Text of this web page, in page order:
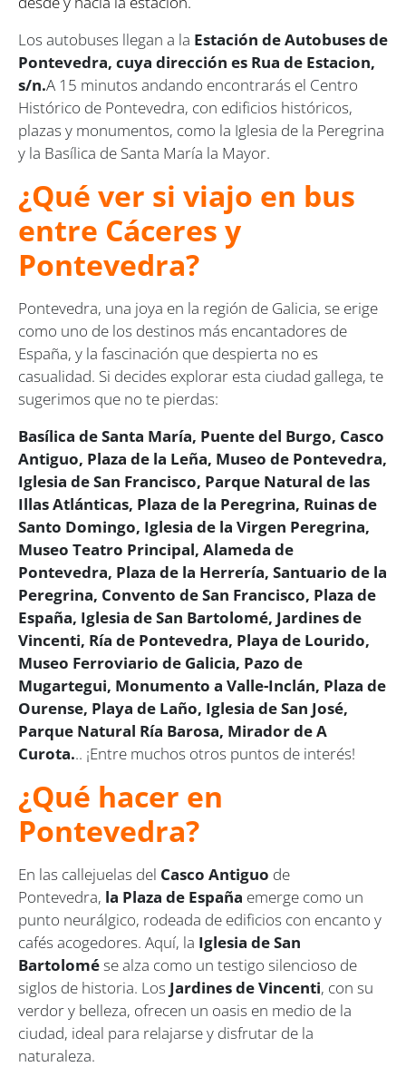
Los autobuses llegan a la Estación de Autobuses de
Pontevedra, cuya dirección es Rua de Estacion,
s/n.A 15 minutos andando encontrarás el Centro
Histórico de Pontevedra, con edificios históricos,
plazas y monumentos, como la Iglesia de la Peregrina
y la Basílica de Santa María la Mayor.
¿Qué ver si viajo en bus
entre Cáceres y
Pontevedra?
Pontevedra, una joya en la región de Galicia, se erige
como uno de los destinos más encantadores de
España, y la fascinación que despierta no es
casualidad. Si decides explorar esta ciudad gallega, te
sugerimos que no te pierdas:
Basílica de Santa María, Puente del Burgo, Casco
Antiguo, Plaza de la Leña, Museo de Pontevedra,
Iglesia de San Francisco, Parque Natural de las
Illas Atlánticas, Plaza de la Peregrina, Ruinas de
Santo Domingo, Iglesia de la Virgen Peregrina,
Museo Teatro Principal, Alameda de
Pontevedra, Plaza de la Herrería, Santuario de la
Peregrina, Convento de San Francisco, Plaza de
España, Iglesia de San Bartolomé, Jardines de
Vincenti, Ría de Pontevedra, Playa de Lourido,
Museo Ferroviario de Galicia, Pazo de
Mugartegui, Monumento a Valle-Inclán, Plaza de
Ourense, Playa de Laño, Iglesia de San José,
Parque Natural Ría Barosa, Mirador de A
Curota... ¡Entre muchos otros puntos de interés!
¿Qué hacer en
Pontevedra?
En las callejuelas del Casco Antiguo de
Pontevedra, la Plaza de España emerge como un
punto neurálgico, rodeada de edificios con encanto y
cafés acogedores. Aquí, la Iglesia de San
Bartolomése alza como un testigo silencioso de
siglos de historia. Los Jardines de Vincenti, con su
verdor y belleza, ofrecen un oasis en medio de la
ciudad, ideal para relajarse y disfrutar de la
naturaleza.